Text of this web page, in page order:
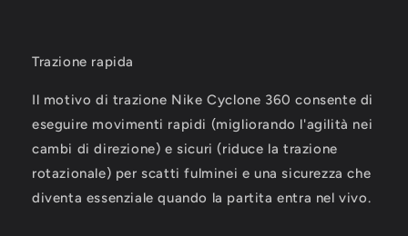
Trazione rapida
Il motivo di trazione Nike Cyclone 360 consente di
eseguire movimenti rapidi (migliorando l'agilità nei
cambi di direzione) e sicuri (riduce la trazione
rotazionale) per scatti fulminei e una sicurezza che
diventa essenziale quando la partita entra nel vivo.